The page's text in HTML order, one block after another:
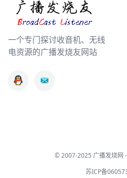
一个专门探讨收音机、无线
电资源的广播发烧友网站
© 2007-2025 广播发烧网
苏ICP备